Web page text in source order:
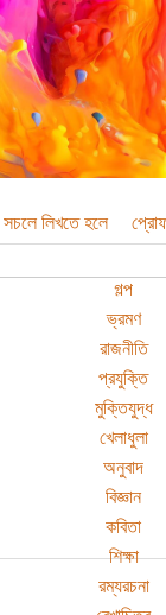
সচলে লিখতে হলে
গল্প
ভ্রমণ
রাজনীতি
প্রযুক্তি
মুক্তিযুদ্ধ
খেলাধুলা
অনুবাদ
বিজ্ঞান
কবিতা
শিক্ষা
রম্যরচনা